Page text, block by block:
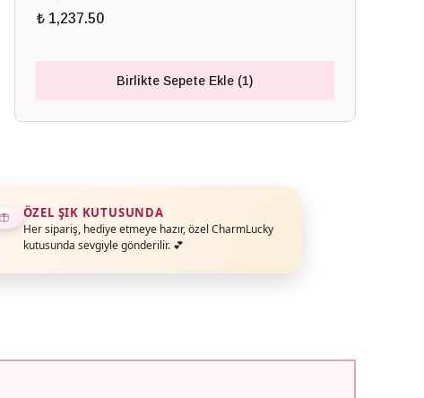
₺ 1,237.50
Birlikte Sepete Ekle (1)
ÖZEL ŞIK KUTUSUNDA
Her sipariş, hediye etmeye hazır, özel CharmLucky
kutusunda sevgiyle gönderilir. 💕